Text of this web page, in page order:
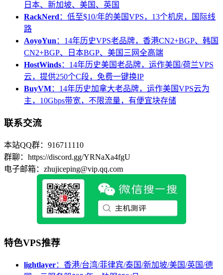
日本、新加坡、美国、英国
RackNerd ：低至$10/年的美国VPS，13个机房，国际线
路
AoyoYun ：14年历史VPS老品牌，香港CN2+BGP、韩国
CN2+BGP、日本BGP、美国三网全高端
HostWinds：14年历史美国老品牌，运作美国/荷兰VPS
云，提供250个C段，免费一键换IP
BuyVM：14年历史加拿大老品牌，运作美国VPS云为
主，10Gbps带宽，不限流量，有便宜块存储
联系交流
本站QQ群：916711110
群聊：https://discord.gg/YRNaXa4fgU
电子邮箱：zhujiceping@vip.qq.com
特色VPS推荐
lightlayer：香港/台湾/菲律宾/泰国/新加坡/美国/英国/德